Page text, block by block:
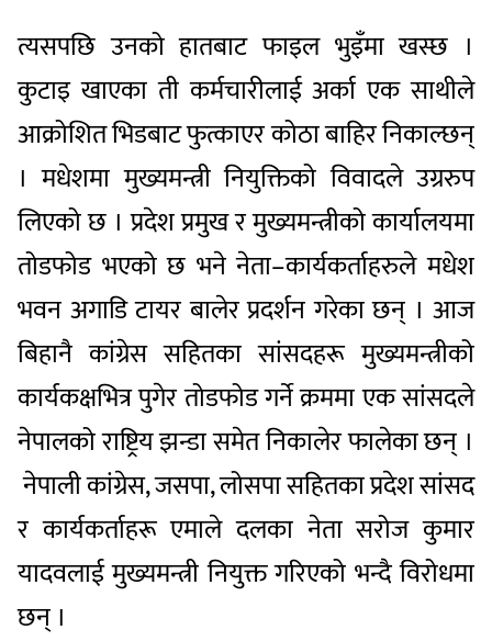
त्यसपछि उनको हातबाट फाइल भुइँमा खस्छ ।
कुटाइ खाएका ती कर्मचारीलाई अर्का एक साथीले
आक्रोशित भिडबाट फुत्काएर कोठा बाहिर निकाल्छन्
। मधेशमा मुख्यमन्त्री नियुक्तिको विवादले उग्ररुप
लिएको छ । प्रदेश प्रमुख र मुख्यमन्त्रीको कार्यालयमा
तोडफोड भएको छ भने नेता–कार्यकर्ताहरुले मधेश
भवन अगाडि टायर बालेर प्रदर्शन गरेका छन् । आज
बिहानै कांग्रेस सहितका सांसदहरू मुख्यमन्त्रीको
कार्यकक्षभित्र पुगेर तोडफोड गर्ने क्रममा एक सांसदले
नेपालको राष्ट्रिय झन्डा समेत निकालेर फालेका छन् ।
नेपाली कांग्रेस, जसपा, लोसपा सहितका प्रदेश सांसद
र कार्यकर्ताहरू एमाले दलका नेता सरोज कुमार
यादवलाई मुख्यमन्त्री नियुक्त गरिएको भन्दै विरोधमा
छन् ।